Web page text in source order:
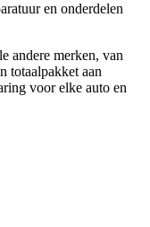
en onderdelen
andere merken, van
totaalpakket aan
voor elke auto en